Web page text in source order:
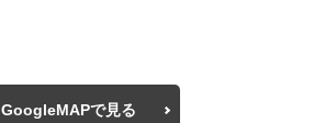
GoogleMAPで見る